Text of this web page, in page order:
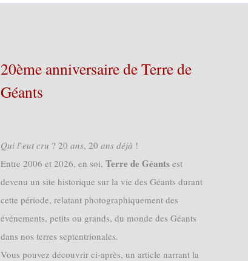
20ème anniversaire de Terre de
Géants
𝑄𝑢𝑖 𝑙’𝑒𝑢𝑡 𝑐𝑟𝑢 ? 20 𝑎𝑛𝑠, 20 𝑎𝑛𝑠 𝑑𝑒́𝑗𝑎̀ !
Entre 2006 et 2026, en soi, Terre de Géants est
devenu un site historique sur la vie des Géants durant
cette période, relatant photographiquement des
événements, petits ou grands, du monde des Géants
dans nos terres septentrionales.
Vous pouvez découvrir ci-après, un article narrant la